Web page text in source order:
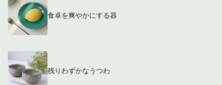
食卓を爽やかにする器
残りわずかなうつわ